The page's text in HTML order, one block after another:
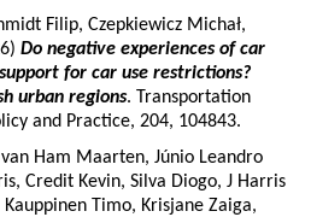
Filip, Czepkiewicz Michał,
Do negative experiences of car
for car use restrictions?
urban regions. Transportation
and Practice, 204, 104843.
Ham Maarten, Júnio Leandro
Credit Kevin, Silva Diogo, J Harris
Timo, Krisjane Zaiga,